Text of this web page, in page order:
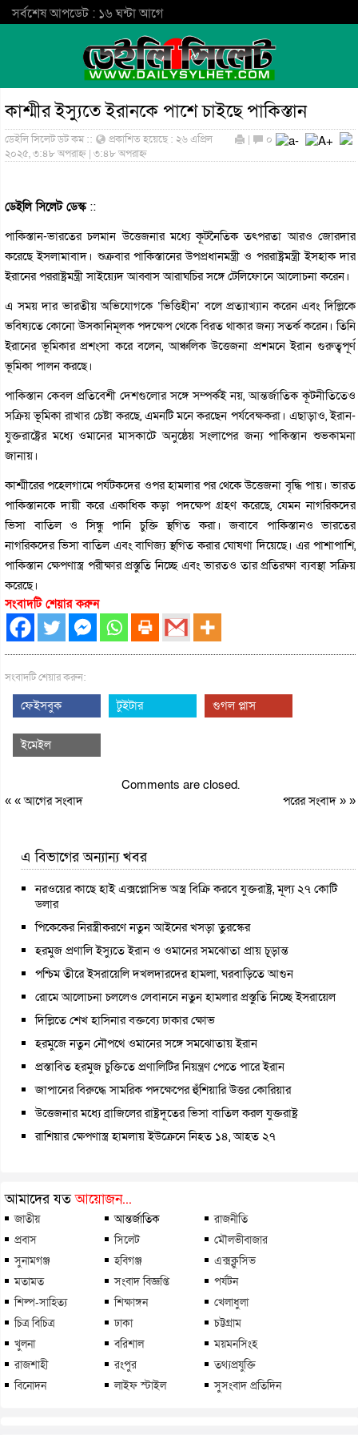
সর্বশেষ আপডেট : ১৬ ঘন্টা আগে
কাশ্মীর ইস্যুতে ইরানকে পাশে চাইছে পাকিস্তান
ডেইলি সিলেট ডট কম ::
প্রকাশিত হয়েছে : ২৬ এপ্রিল
২০২৫, ৩:৪৮ অপরাহ্ন | ৩:৪৮ অপরাহ্ন
| ০
ডেইলি সিলেট ডেস্ক::
পাকিস্তান-ভারতের চলমান উত্তেজনার মধ্যে কূটনৈতিক তৎপরতা আরও জোরদার
করেছে ইসলামাবাদ। শুক্রবার পাকিস্তানের উপপ্রধানমন্ত্রী ও পররাষ্ট্রমন্ত্রী ইসহাক দার
ইরানের পররাষ্ট্রমন্ত্রী সাইয়্যেদ আব্বাস আরাঘচির সঙ্গে টেলিফোনে আলোচনা করেন।
এ সময় দার ভারতীয় অভিযোগকে ‘ভিত্তিহীন’ বলে প্রত্যাখ্যান করেন এবং দিল্লিকে
ভবিষ্যতে কোনো উসকানিমূলক পদক্ষেপ থেকে বিরত থাকার জন্য সতর্ক করেন। তিনি
ইরানের ভূমিকার প্রশংসা করে বলেন, আঞ্চলিক উত্তেজনা প্রশমনে ইরান গুরুত্বপূর্ণ
ভূমিকা পালন করছে।
পাকিস্তান কেবল প্রতিবেশী দেশগুলোর সঙ্গে সম্পর্কই নয়, আন্তর্জাতিক কূটনীতিতেও
সক্রিয় ভূমিকা রাখার চেষ্টা করছে, এমনটি মনে করছেন পর্যবেক্ষকরা। এছাড়াও, ইরান-
যুক্তরাষ্ট্রের মধ্যে ওমানের মাসকাটে অনুষ্ঠেয় সংলাপের জন্য পাকিস্তান শুভকামনা
জানায়।
কাশ্মীরের পহেলগামে পর্যটকদের ওপর হামলার পর থেকে উত্তেজনা বৃদ্ধি পায়। ভারত
পাকিস্তানকে দায়ী করে একাধিক কড়া পদক্ষেপ গ্রহণ করেছে, যেমন নাগরিকদের
ভিসা বাতিল ও সিন্ধু পানি চুক্তি স্থগিত করা। জবাবে পাকিস্তানও ভারতের
নাগরিকদের ভিসা বাতিল এবং বাণিজ্য স্থগিত করার ঘোষণা দিয়েছে। এর পাশাপাশি,
পাকিস্তান ক্ষেপণাস্ত্র পরীক্ষার প্রস্তুতি নিচ্ছে এবং ভারতও তার প্রতিরক্ষা ব্যবস্থা সক্রিয়
করেছে।
সংবাদটি শেয়ার করুন
সংবাদটি শেয়ার করুন:
ফেইসবুক টুইটার গুগল প্লাস
ইমেইল
Comments are closed.
« «আগের সংবাদ পরের সংবাদ» »
এ বিভাগের অন্যান্য খবর
নরওয়ের কাছে হাই এক্সপ্লোসিভ অস্ত্র বিক্রি করবে যুক্তরাষ্ট্র, মূল্য ২৭ কোটি
ডলার
পিকেকের নিরস্ত্রীকরণে নতুন আইনের খসড়া তুরস্কের
হরমুজ প্রণালি ইস্যুতে ইরান ও ওমানের সমঝোতা প্রায় চূড়ান্ত
পশ্চিম তীরে ইসরায়েলি দখলদারদের হামলা, ঘরবাড়িতে আগুন
রোমে আলোচনা চললেও লেবাননে নতুন হামলার প্রস্তুতি নিচ্ছে ইসরায়েল
দিল্লিতে শেখ হাসিনার বক্তব্যে ঢাকার ক্ষোভ
হরমুজে নতুন নৌপথে ওমানের সঙ্গে সমঝোতায় ইরান
প্রস্তাবিত হরমুজ চুক্তিতে প্রণালিটির নিয়ন্ত্রণ পেতে পারে ইরান
জাপানের বিরুদ্ধে সামরিক পদক্ষেপের হুঁশিয়ারি উত্তর কোরিয়ার
উত্তেজনার মধ্যে ব্রাজিলের রাষ্ট্রদূতের ভিসা বাতিল করল যুক্তরাষ্ট্র
রাশিয়ার ক্ষেপণাস্ত্র হামলায় ইউক্রেনে নিহত ১৪, আহত ২৭
আমাদের যতআয়োজন...
জাতীয় আন্তর্জাতিক
রাজনীতি
প্রবাস
সিলেট
মৌলভীবাজার
সুনামগঞ্জ
হবিগঞ্জ
এক্সক্লুসিভ
মতামত
সংবাদ বিজ্ঞপ্তি
পর্যটন
শিল্প-সাহিত্য
শিক্ষাঙ্গন
খেলাধুলা
চিত্র বিচিত্র
ঢাকা
চট্টগ্রাম
খুলনা
বরিশাল
ময়মনসিংহ
রাজশাহী
রংপুর
তথ্যপ্রযুক্তি
বিনোদন
লাইফ স্টাইল সুসংবাদ প্রতিদিন